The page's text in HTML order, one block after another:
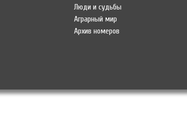
Люди и судьбы
Аграрный мир
Архив номеров